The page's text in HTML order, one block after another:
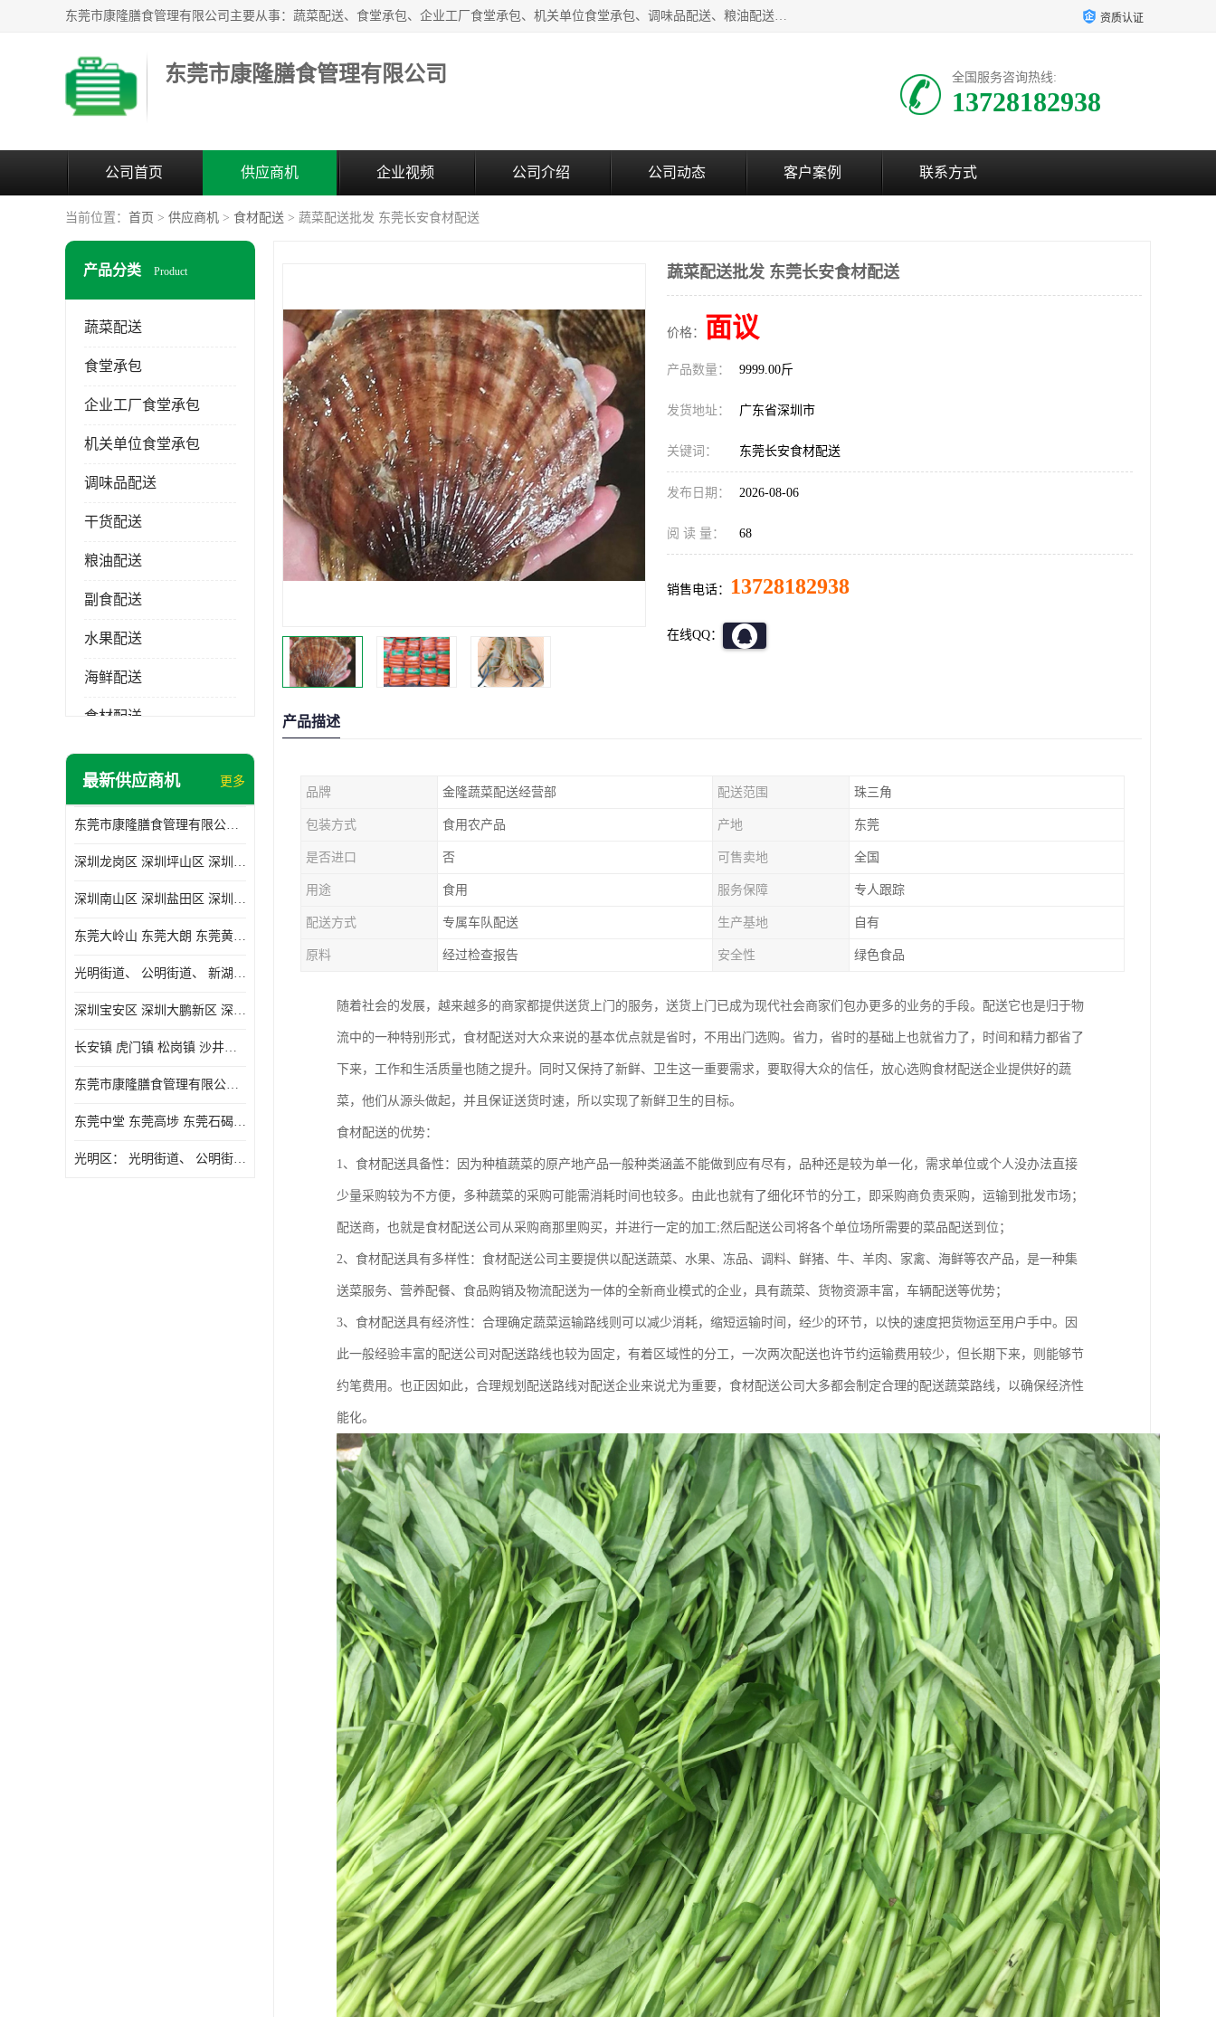
东莞市康隆膳食管理有限公司主要从事：蔬菜配送、食堂承包、企业工厂食堂承包、机关单位食堂承包、调味品配送、粮油配送、干货配送、副食配送、水果配送、海鲜配送等业务，东莞蔬菜配送电话，咨询在线客服。 资质认证
东莞市康隆膳食管理有限公司 全国服务咨询热线:
13728182938
公司首页 供应商机 企业视频 公司介绍 公司动态 客户案例 联系方式
当前位置： 首页 > 供应商机 > 食材配送 > 蔬菜配送批发 东莞长安食材配送
产品分类 Product
蔬菜配送
食堂承包
企业工厂食堂承包
机关单位食堂承包
调味品配送
干货配送
粮油配送
副食配送
水果配送
海鲜配送
食材配送
最新供应商机 更多
东莞市康隆膳食管理有限公司主要经营蔬菜配送 东莞食堂承包 光明蔬菜配送 深圳市食堂承包 深圳市蔬菜配送等业务 欢迎咨询了解
深圳龙岗区 深圳坪山区 深圳光明区 深圳龙华区
深圳南山区 深圳盐田区 深圳福田区 深圳罗湖区 深圳龙岗区
东莞大岭山 东莞大朗 东莞黄江 东莞樟木头 蔬菜配送
光明街道、 公明街道、 新湖街道、
深圳宝安区 深圳大鹏新区 深圳特别合作区
长安镇 虎门镇 松岗镇 沙井镇 公明镇 莞城街道 南城街道 东城街道 万江街道 石碣镇 石龙镇 茶山镇 石排镇 企石镇 横沥镇
东莞市康隆膳食管理有限公司 长安蔬菜配送 虎门蔬菜配送 大岭山蔬菜配送
东莞中堂 东莞高埗 东莞石碣 东莞望牛墩 东莞洪梅 东莞道滘 东莞石龙镇 东莞石排镇
光明区： 光明街道、 公明街道、 新湖街道、 凤凰街道、 玉塘街道、 马田街道
蔬菜配送批发 东莞长安食材配送
价格： 面议
产品数量： 9999.00斤
发货地址： 广东省深圳市
关键词： 东莞长安食材配送
发布日期： 2026-08-06
阅 读 量： 68
销售电话： 13728182938
在线QQ：
产品描述
品牌 金隆蔬菜配送经营部 配送范围 珠三角
包装方式 食用农产品 产地 东莞
是否进口 否 可售卖地 全国
用途 食用 服务保障 专人跟踪
配送方式 专属车队配送 生产基地 自有
原料 经过检查报告 安全性 绿色食品
随着社会的发展，越来越多的商家都提供送货上门的服务，送货上门已成为现代社会商家们包办更多的业务的手段。配送它也是归于物
流中的一种特别形式，食材配送对大众来说的基本优点就是省时，不用出门选购。省力，省时的基础上也就省力了，时间和精力都省了
下来，工作和生活质量也随之提升。同时又保持了新鲜、卫生这一重要需求，要取得大众的信任，放心选购食材配送企业提供好的蔬
菜，他们从源头做起，并且保证送货时速，所以实现了新鲜卫生的目标。
食材配送的优势：
1、食材配送具备性：因为种植蔬菜的原产地产品一般种类涵盖不能做到应有尽有，品种还是较为单一化，需求单位或个人没办法直接
少量采购较为不方便，多种蔬菜的采购可能需消耗时间也较多。由此也就有了细化环节的分工，即采购商负责采购，运输到批发市场；
配送商，也就是食材配送公司从采购商那里购买，并进行一定的加工;然后配送公司将各个单位场所需要的菜品配送到位；
2、食材配送具有多样性：食材配送公司主要提供以配送蔬菜、水果、冻品、调料、鲜猪、牛、羊肉、家禽、海鲜等农产品，是一种集
送菜服务、营养配餐、食品购销及物流配送为一体的全新商业模式的企业，具有蔬菜、货物资源丰富，车辆配送等优势；
3、食材配送具有经济性：合理确定蔬菜运输路线则可以减少消耗，缩短运输时间，经少的环节，以快的速度把货物运至用户手中。因
此一般经验丰富的配送公司对配送路线也较为固定，有着区域性的分工，一次两次配送也许节约运输费用较少，但长期下来，则能够节
约笔费用。也正因如此，合理规划配送路线对配送企业来说尤为重要，食材配送公司大多都会制定合理的配送蔬菜路线，以确保经济性
能化。